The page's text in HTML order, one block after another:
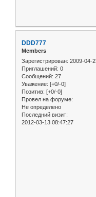
DDD777
Members
Зарегистрирован: 2009-04-
Приглашений: 0
Сообщений: 27
Уважение: [+0/-0]
Позитив: [+0/-0]
Провел на форуме:
Не определено
Последний визит:
2012-03-13 08:47:27